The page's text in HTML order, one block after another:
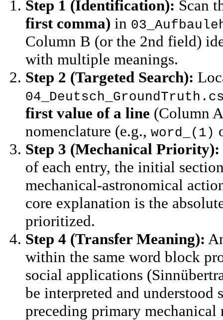
Step 1 (Identification): Scan
first comma) in
Column B (or the 2nd field)
with multiple meanings.
Step 2 (Targeted Search):
first value of a line (Column
nomenclature (e.g., word_(1)
Step 3 (Mechanical Priority):
of each entry, the initial
mechanical-astronomical
core explanation is the
prioritized.
Step 4 (Transfer Meaning):
within the same word block
social applications
be interpreted and understood
preceding primary mechanical